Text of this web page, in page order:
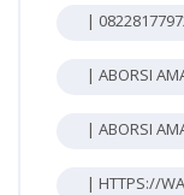
|
| ABORSI
| ABORSI
| HTTPS://